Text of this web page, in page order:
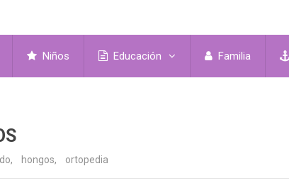
Niños Educación Familia
, hongos, ortopedia